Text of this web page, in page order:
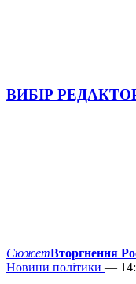
ВИБІР
СюжетВторгнення
Новини політики —